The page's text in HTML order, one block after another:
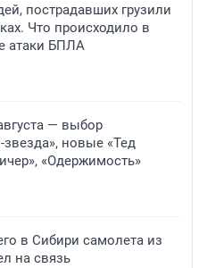
пострадавших грузили
Что происходило в
атаки БПЛА
— выбор
новые «Тед
«Одержимость»
в Сибири самолета из
на связь